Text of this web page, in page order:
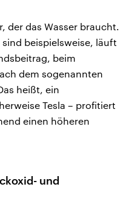
der das Wasser braucht.
beispielsweise, läuft
beim
dem sogenannten
heißt, ein
Tesla – profitiert
einen höheren
und